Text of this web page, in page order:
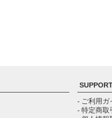
- ご利用ガ
- 特定商取